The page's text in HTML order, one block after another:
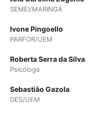
SEMEI/MARINGÁ
Ivone Pingoello
PARFOR/UEM
Roberta Serra da Silva
Psicóloga
Sebastião Gazola
DES/UEM